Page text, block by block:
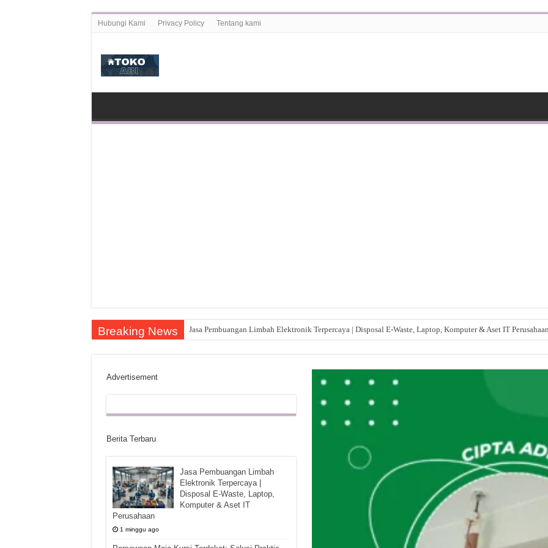
Hubungi Kami Privacy Policy Tentang kami
Breaking News Jasa Pembuangan Limbah Elektronik Terpercaya | Disposal E-Waste, Laptop, Komputer & Aset IT
Advertisement
Berita Terbaru
Jasa Pembuangan Limbah
Elektronik Terpercaya |
Disposal E-Waste, Laptop,
Komputer & Aset IT
Perusahaan
1 minggu ago